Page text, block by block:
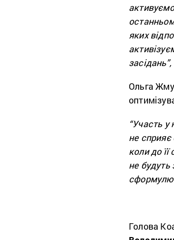
яких
засідань”,
Ольга
“Участь у
не сприяє
коли до
не будуть
Голова